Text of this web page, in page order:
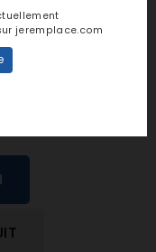
jeremplace.com